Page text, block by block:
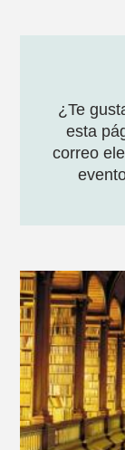
¿Te
esta
correo